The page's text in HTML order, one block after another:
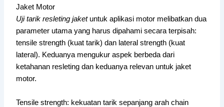
Jaket Motor
Uji tarik resleting jaketuntuk aplikasi motor melibatkan dua
parameter utama yang harus dipahami secara terpisah:
tensile strength (kuat tarik) dan lateral strength (kuat
lateral). Keduanya mengukur aspek berbeda dari
ketahanan resleting dan keduanya relevan untuk jaket
motor.
Tensile strength: kekuatan tarik sepanjang arah chain